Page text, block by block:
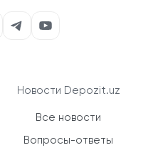
Новости Depozit.uz
Все новости
Вопросы-ответы